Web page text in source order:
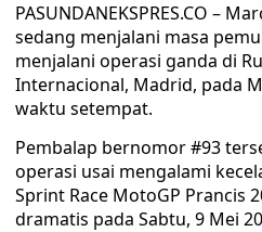
PASUNDANEKSPRES.CO –
sedang menjalani masa
menjalani operasi ganda di
Internacional, Madrid, pada
waktu setempat.
Pembalap bernomor #93
operasi usai mengalami
Sprint Race MotoGP Prancis
dramatis pada Sabtu, 9 Mei